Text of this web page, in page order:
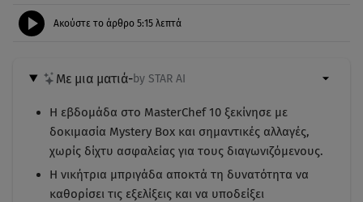
Ακούστε το άρθρο 5:15 λεπτά
Με μια ματιά-by STAR AI
Η εβδομάδα στο MasterChef 10 ξεκίνησε με
δοκιμασία Mystery Box και σημαντικές αλλαγές,
χωρίς δίχτυ ασφαλείας για τους διαγωνιζόμενους.
Η νικήτρια μπριγάδα αποκτά τη δυνατότητα να
καθορίσει τις εξελίξεις και να υποδείξει